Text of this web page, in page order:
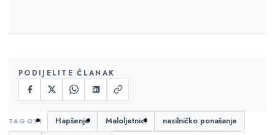
PODIJELITE ČLANAK
Hapšenje Maloljetnici
nasilničko ponašanje